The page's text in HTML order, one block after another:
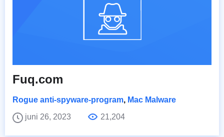
Fuq.com
Rogue anti-spyware-program, Mac Malware
juni 26, 2023
21,204